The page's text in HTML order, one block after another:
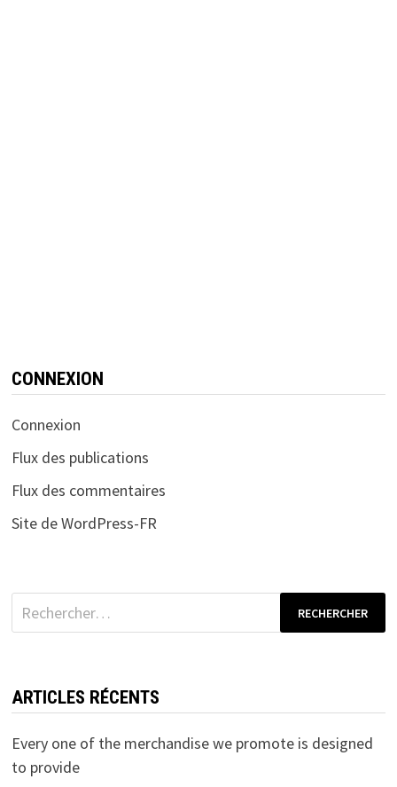
CONNEXION
Connexion
Flux des publications
Flux des commentaires
Site de WordPress-FR
Rechercher :
ARTICLES RÉCENTS
Every one of the merchandise we promote is designed
to provide